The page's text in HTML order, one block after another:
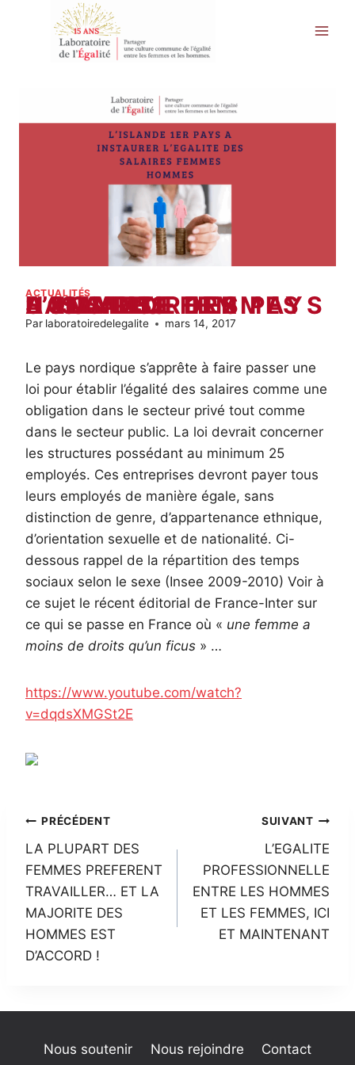
ACTUALITÉS
L’ISLANDE 1ER PAYS A INSTAURER L’EGALITE DES SALAIRES FEMMES HOMMES
Par laboratoiredelegalite mars 14, 2017
Le pays nordique s’apprête à faire passer une
loi pour établir l’égalité des salaires comme une
obligation dans le secteur privé tout comme
dans le secteur public. La loi devrait concerner
les structures possédant au minimum 25
employés. Ces entreprises devront payer tous
leurs employés de manière égale, sans
distinction de genre, d’appartenance ethnique,
d’orientation sexuelle et de nationalité. Ci-
dessous rappel de la répartition des temps
sociaux selon le sexe (Insee 2009-2010) Voir à
ce sujet le récent éditorial de France-Inter sur
ce qui se passe en France où « une femme a
moins de droits qu’un ficus » …
https://www.youtube.com/watch?
v=dqdsXMGSt2E
Navigation
de
l’article
PRÉCÉDENT
LA PLUPART DES
FEMMES PREFERENT
TRAVAILLER… ET LA
MAJORITE DES
HOMMES EST
D’ACCORD !
SUIVANT
L’EGALITE
PROFESSIONNELLE
ENTRE LES HOMMES
ET LES FEMMES, ICI
ET MAINTENANT
Nous soutenir Nous rejoindre Contact